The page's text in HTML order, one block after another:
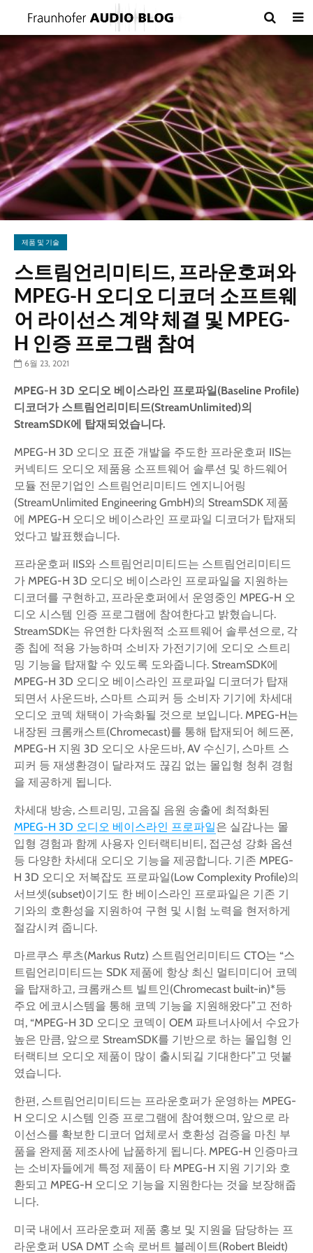
제품 및 기술
스트림언리미티드, 프라운호퍼와
MPEG-H 오디오 디코더 소프트웨
어 라이선스 계약 체결 및 MPEG-
H 인증 프로그램 참여
6월 23, 2021
MPEG-H 3D 오디오 베이스라인 프로파일(Baseline Profile)
디코더가 스트림언리미티드(StreamUnlimited)의
StreamSDK에 탑재되었습니다.
MPEG-H 3D 오디오 표준 개발을 주도한 프라운호퍼 IIS는
커넥티드 오디오 제품용 소프트웨어 솔루션 및 하드웨어
모듈 전문기업인 스트림언리미티드 엔지니어링
(StreamUnlimited Engineering GmbH)의 StreamSDK 제품
에 MPEG-H 오디오 베이스라인 프로파일 디코더가 탑재되
었다고 발표했습니다.
프라운호퍼 IIS와 스트림언리미티드는 스트림언리미티드
가 MPEG-H 3D 오디오 베이스라인 프로파일을 지원하는
디코더를 구현하고, 프라운호퍼에서 운영중인 MPEG-H 오
디오 시스템 인증 프로그램에 참여한다고 밝혔습니다.
StreamSDK는 유연한 다차원적 소프트웨어 솔루션으로, 각
종 칩에 적용 가능하며 소비자 가전기기에 오디오 스트리
밍 기능을 탑재할 수 있도록 도와줍니다. StreamSDK에
MPEG-H 3D 오디오 베이스라인 프로파일 디코더가 탑재
되면서 사운드바, 스마트 스피커 등 소비자 기기에 차세대
오디오 코덱 채택이 가속화될 것으로 보입니다. MPEG-H는
내장된 크롬캐스트(Chromecast)를 통해 탑재되어 헤드폰,
MPEG-H 지원 3D 오디오 사운드바, AV 수신기, 스마트 스
피커 등 재생환경이 달라져도 끊김 없는 몰입형 청취 경험
을 제공하게 됩니다.
차세대 방송, 스트리밍, 고음질 음원 송출에 최적화된
MPEG-H 3D 오디오 베이스라인 프로파일은 실감나는 몰
입형 경험과 함께 사용자 인터랙티비티, 접근성 강화 옵션
등 다양한 차세대 오디오 기능을 제공합니다. 기존 MPEG-
H 3D 오디오 저복잡도 프로파일(Low Complexity Profile)의
서브셋(subset)이기도 한 베이스라인 프로파일은 기존 기
기와의 호환성을 지원하여 구현 및 시험 노력을 현저하게
절감시켜 줍니다.
마르쿠스 루츠(Markus Rutz) 스트림언리미티드 CTO는 “스
트림언리미티드는 SDK 제품에 항상 최신 멀티미디어 코덱
을 탑재하고, 크롬캐스트 빌트인(Chromecast built-in)*등
주요 에코시스템을 통해 코덱 기능을 지원해왔다”고 전하
며, “MPEG-H 3D 오디오 코덱이 OEM 파트너사에서 수요가
높은 만큼, 앞으로 StreamSDK를 기반으로 하는 몰입형 인
터랙티브 오디오 제품이 많이 출시되길 기대한다”고 덧붙
였습니다.
한편, 스트림언리미티드는 프라운호퍼가 운영하는 MPEG-
H 오디오 시스템 인증 프로그램에 참여했으며, 앞으로 라
이선스를 확보한 디코더 업체로서 호환성 검증을 마친 부
품을 완제품 제조사에 납품하게 됩니다. MPEG-H 인증마크
는 소비자들에게 특정 제품이 타 MPEG-H 지원 기기와 호
환되고 MPEG-H 오디오 기능을 지원한다는 것을 보장해줍
니다.
미국 내에서 프라운호퍼 제품 홍보 및 지원을 담당하는 프
라운호퍼 USA DMT 소속 로버트 블레이트(Robert Bleidt)